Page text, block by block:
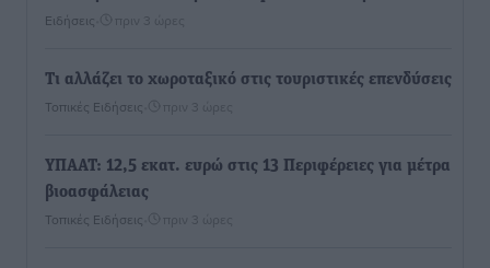
Ειδήσεις πριν 3 ώρες
Τι αλλάζει το χωροταξικό στις τουριστικές επενδύσεις
Τοπικές Ειδήσεις πριν 3 ώρες
ΥΠΑΑΤ: 12,5 εκατ. ευρώ στις 13 Περιφέρειες για μέτρα
βιοασφάλειας
Τοπικές Ειδήσεις πριν 3 ώρες